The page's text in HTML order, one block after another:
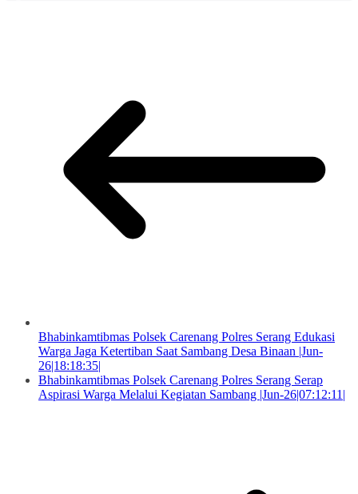
Bhabinkamtibmas Polsek Carenang Polres Serang Edukasi
Warga Jaga Ketertiban Saat Sambang Desa Binaan |Jun-
26|18:18:35|
Bhabinkamtibmas Polsek Carenang Polres Serang Serap
Aspirasi Warga Melalui Kegiatan Sambang |Jun-26|07:12:11|